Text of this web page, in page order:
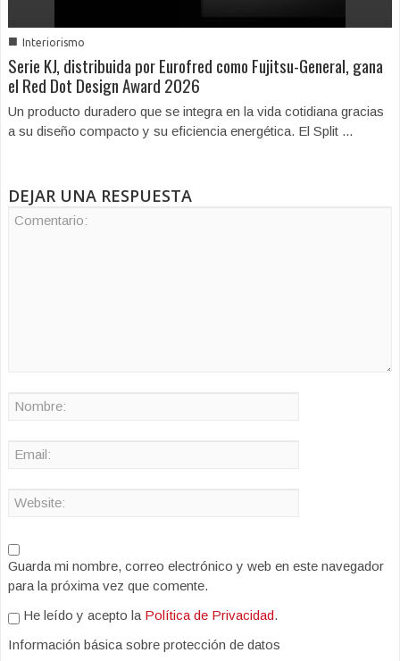
■ Interiorismo
Serie KJ, distribuida por Eurofred como Fujitsu-General, gana
el Red Dot Design Award 2026
Un producto duradero que se integra en la vida cotidiana gracias
a su diseño compacto y su eficiencia energética. El Split ...
DEJAR UNA RESPUESTA
Guarda mi nombre, correo electrónico y web en este navegador
para la próxima vez que comente.
He leído y acepto la Política de Privacidad.
Información básica sobre protección de datos